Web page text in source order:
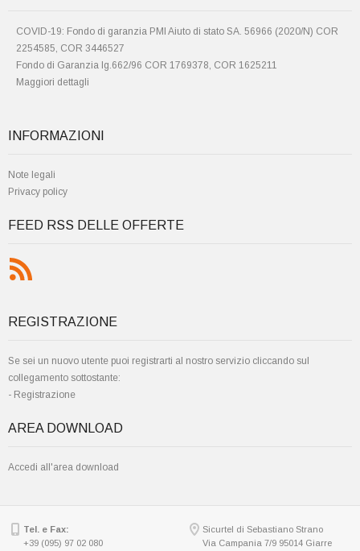
COVID-19: Fondo di garanzia PMI Aiuto di stato SA. 56966 (2020/N) COR
2254585, COR 3446527
Fondo di Garanzia lg.662/96 COR 1769378, COR 1625211
Maggiori dettagli
INFORMAZIONI
Note legali
Privacy policy
FEED RSS DELLE OFFERTE
REGISTRAZIONE
Se sei un nuovo utente puoi registrarti al nostro servizio cliccando sul
collegamento sottostante:
- Registrazione
AREA DOWNLOAD
Accedi all'area download
Tel. e Fax:
+39 (095) 97 02 080
Sicurtel di Sebastiano Strano
Via Campania 7/9 95014 Giarre